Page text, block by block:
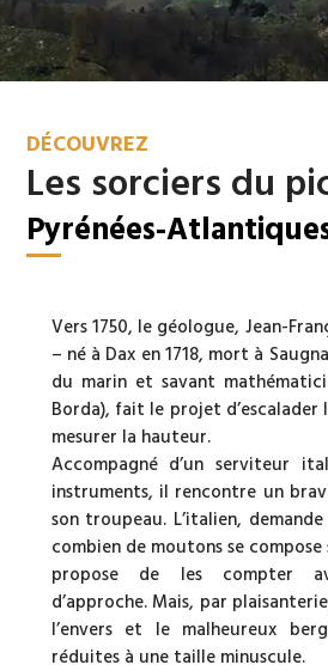
DÉCOUVREZ
Les sorciers du
Pyrénées-
Vers 1750, le géologue, Jean-
– né à Dax en 1718, mort à
du marin et savant
Borda), fait le projet d’escalader
mesurer la hauteur.
Accompagné d’un serviteur
instruments, il rencontre un
son troupeau. L’italien,
combien de moutons se
propose de les compter
d’approche. Mais, par
l’envers et le malheureux
réduites à une taille minuscule.